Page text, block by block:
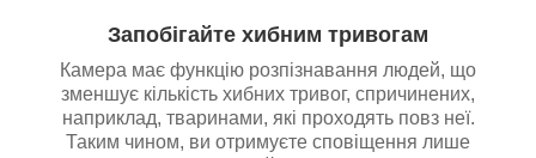
Запобігайте хибним тривогам
Камера має функцію розпізнавання людей, що
зменшує кількість хибних тривог, спричинених,
наприклад, тваринами, які проходять повз неї.
Таким чином, ви отримуєте сповіщення лише